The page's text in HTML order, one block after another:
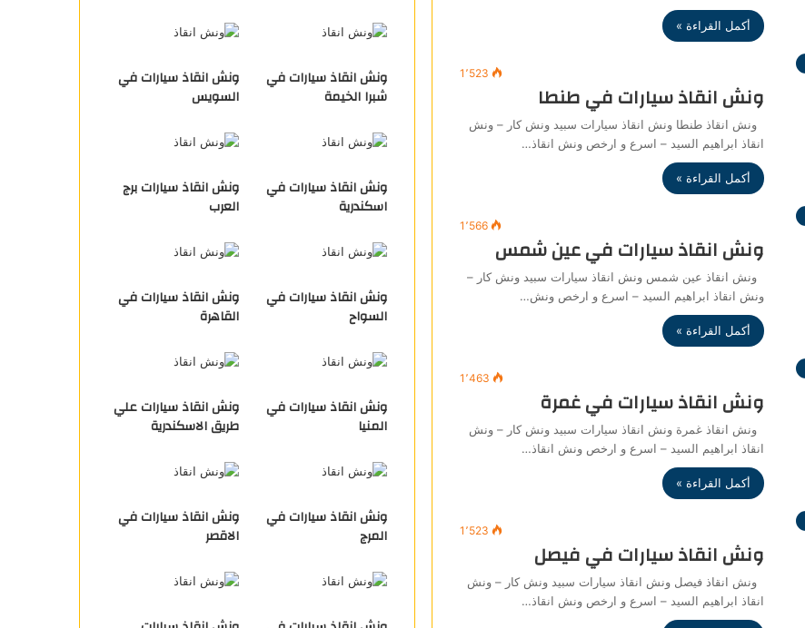
أكمل القراءة »
1٬523
ونش انقاذ سيارات في طنطا
ونش انقاذ طنطا ونش انقاذ سيارات سبيد ونش كار – ونش
انقاذ ابراهيم السيد – اسرع و ارخص ونش انقاذ…
أكمل القراءة »
1٬566
ونش انقاذ سيارات في عين شمس
ونش انقاذ عين شمس ونش انقاذ سيارات سبيد ونش كار –
ونش انقاذ ابراهيم السيد – اسرع و ارخص ونش…
أكمل القراءة »
1٬463
ونش انقاذ سيارات في غمرة
ونش انقاذ غمرة ونش انقاذ سيارات سبيد ونش كار – ونش
انقاذ ابراهيم السيد – اسرع و ارخص ونش انقاذ…
أكمل القراءة »
1٬523
ونش انقاذ سيارات في فيصل
ونش انقاذ فيصل ونش انقاذ سيارات سبيد ونش كار – ونش
انقاذ ابراهيم السيد – اسرع و ارخص ونش انقاذ…
ونش انقاذ سيارات في
شبرا الخيمة
ونش انقاذ سيارات في
السويس
ونش انقاذ سيارات في
اسكندرية
ونش انقاذ سيارات برج
العرب
ونش انقاذ سيارات في
السواح
ونش انقاذ سيارات في
القاهرة
ونش انقاذ سيارات في
المنيا
ونش انقاذ سيارات علي
طريق الاسكندرية
ونش انقاذ سيارات في
المرج
ونش انقاذ سيارات في
الاقصر